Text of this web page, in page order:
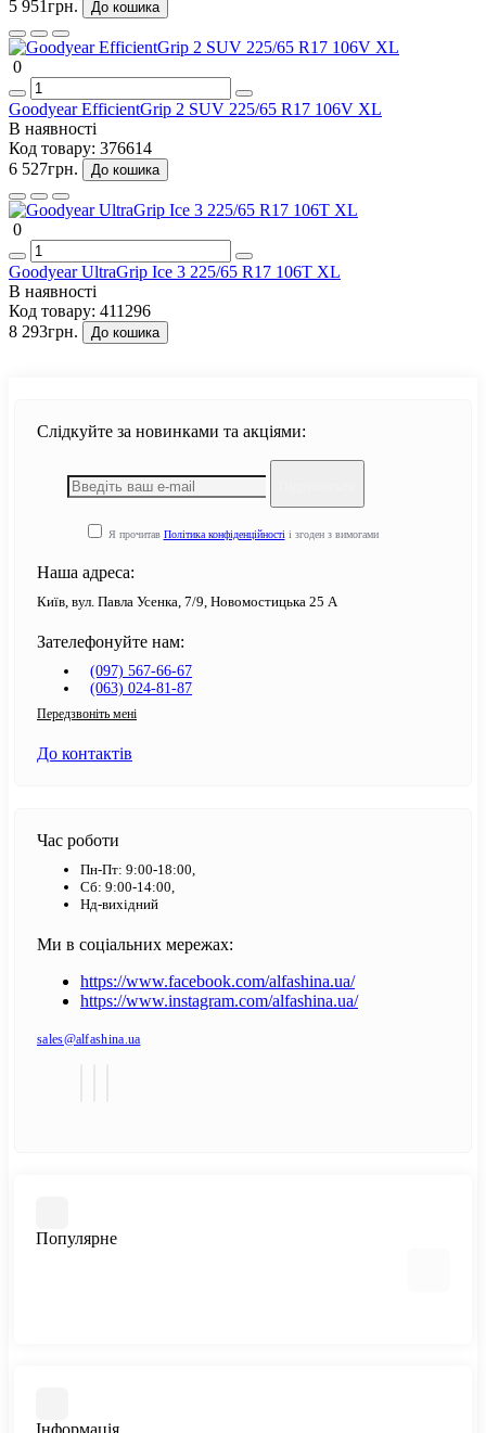
5 951грн.
До кошика
0
Goodyear EfficientGrip 2 SUV 225/65 R17 106V XL
В наявності
Код товару: 376614
6 527грн.
До кошика
0
Goodyear UltraGrip Ice 3 225/65 R17 106T XL
В наявності
Код товару: 411296
8 293грн.
До кошика
Слідкуйте за новинками та акціями:
Я прочитав Політика конфіденційності і згоден з вимогами
Наша адреса:
Київ, вул. Павла Усенка, 7/9, Новомостицька 25 А
Зателефонуйте нам:
(097) 567-66-67
(063) 024-81-87
Передзвоніть мені
До контактів
Час роботи
Пн-Пт: 9:00-18:00,
Сб: 9:00-14:00,
Нд-вихідний
Ми в соціальних мережах:
https://www.facebook.com/alfashina.ua/
https://www.instagram.com/alfashina.ua/
sales@alfashina.ua
Популярне
Інформація